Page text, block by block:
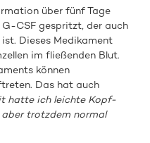
über fünf Tage
CSF gespritzt, der auch
Dieses Medikament
im fließenden Blut.
können
Das hat auch
hatte ich leichte Kopf-
aber trotzdem normal